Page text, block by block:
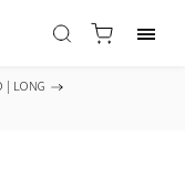
| LONG /